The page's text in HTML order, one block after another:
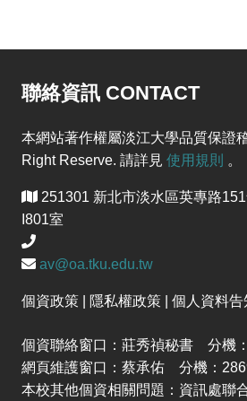
聯絡資訊 CONTACT
本網站著作權屬淡江大學品質保證
Right Reserve. 請詳見 使用規則 。
251301 新北市淡水區英專路
I801室
av@oa.tku.edu.tw
個資政策 | 隱私權政策 | 個人資料告
個資聯絡窗口：莊秀禎秘書 分機
網頁維護窗口：蔡承佑 分機：
本校其他個資相關問題：資訊處